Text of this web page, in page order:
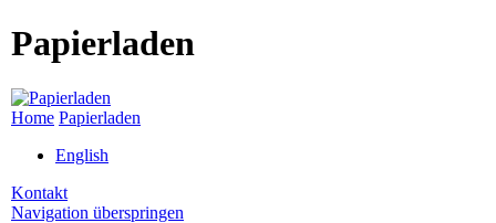
Papierladen
Home Papierladen
English
Kontakt
Navigation überspringen